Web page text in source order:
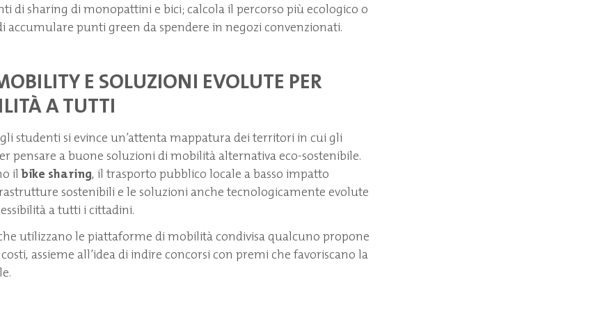
di sharing di monopattini e bici; calcola il percorso più ecologico o
accumulare punti green da spendere in negozi convenzionati.
E SOLUZIONI EVOLUTE PER
A TUTTI
studenti si evince un’attenta mappatura dei territori in cui gli
pensare a buone soluzioni di mobilità alternativa eco-sostenibile.
ilbike sharing, il trasporto pubblico locale a basso impatto
sostenibili e le soluzioni anche tecnologicamente evolute
a tutti i cittadini.
utilizzano le piattaforme di mobilità condivisa qualcuno propone
assieme all’idea di indire concorsi con premi che favoriscano la